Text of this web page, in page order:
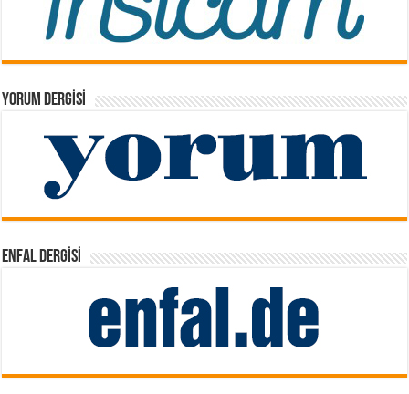
YORUM DERGISI
ENFAL DERGISI